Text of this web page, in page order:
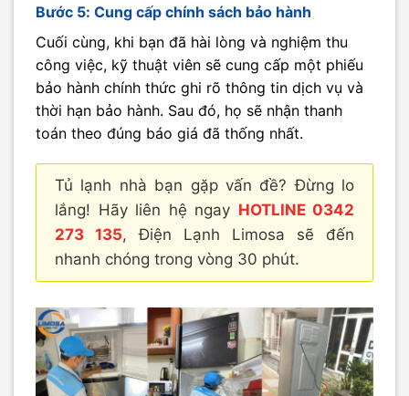
Bước 5: Cung cấp chính sách bảo hành
Cuối cùng, khi bạn đã hài lòng và nghiệm thu
công việc, kỹ thuật viên sẽ cung cấp một phiếu
bảo hành chính thức ghi rõ thông tin dịch vụ và
thời hạn bảo hành. Sau đó, họ sẽ nhận thanh
toán theo đúng báo giá đã thống nhất.
Tủ lạnh nhà bạn gặp vấn đề? Đừng lo
lắng! Hãy liên hệ ngay HOTLINE 0342
273 135, Điện Lạnh Limosa sẽ đến
nhanh chóng trong vòng 30 phút.